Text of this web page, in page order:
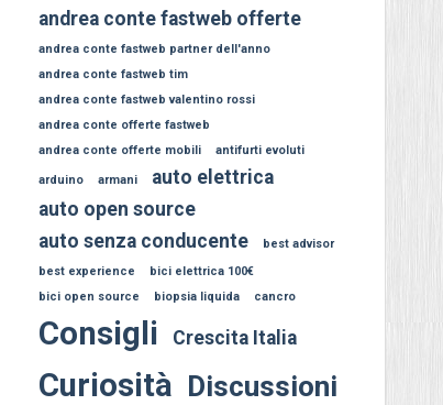
andrea conte fastweb offerte
andrea conte fastweb partner dell'anno
andrea conte fastweb tim
andrea conte fastweb valentino rossi
andrea conte offerte fastweb
andrea conte offerte mobili
antifurti evoluti
arduino armani
auto elettrica
auto open source
auto senza conducente
best advisor
best experience
bici elettrica 100€
bici open source
biopsia liquida cancro
Consigli Crescita Italia
Curiosità Discussioni